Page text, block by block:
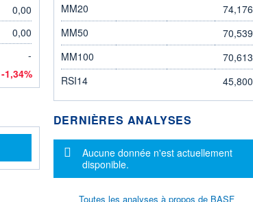
0,00
0,00
-
-1,34%
MM20
74,176
MM50
70,539
MM100
70,613
RSI14
45,800
DERNIÈRES ANALYSES
Message d'information
Aucune donnée n'est actuellement
disponible.
Toutes les analyses à propos de BASF